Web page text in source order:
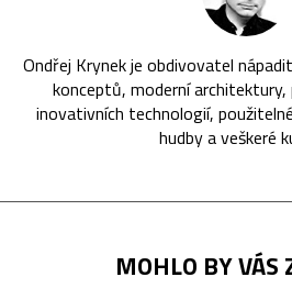
Ondřej Krynek je obdivovatel
konceptů, moderní
inovativních technologií,
hudby a veškeré
MOHLO BY VÁS